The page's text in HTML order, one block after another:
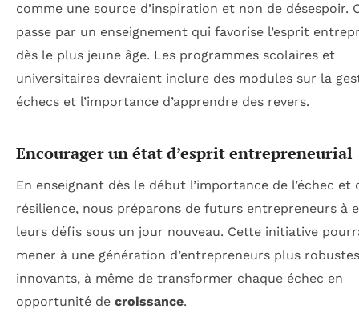
comme une source d’inspiration et non de désespoir.
passe par un enseignement qui favorise l’esprit
dès le plus jeune âge. Les programmes scolaires et
universitaires devraient inclure des modules sur la
échecs et l’importance d’apprendre des revers.
Encourager un état d’esprit entrepreneurial
En enseignant dès le début l’importance de l’échec et
résilience, nous préparons de futurs entrepreneurs à
leurs défis sous un jour nouveau. Cette initiative
mener à une génération d’entrepreneurs plus
innovants, à même de transformer chaque échec en
opportunité de croissance.